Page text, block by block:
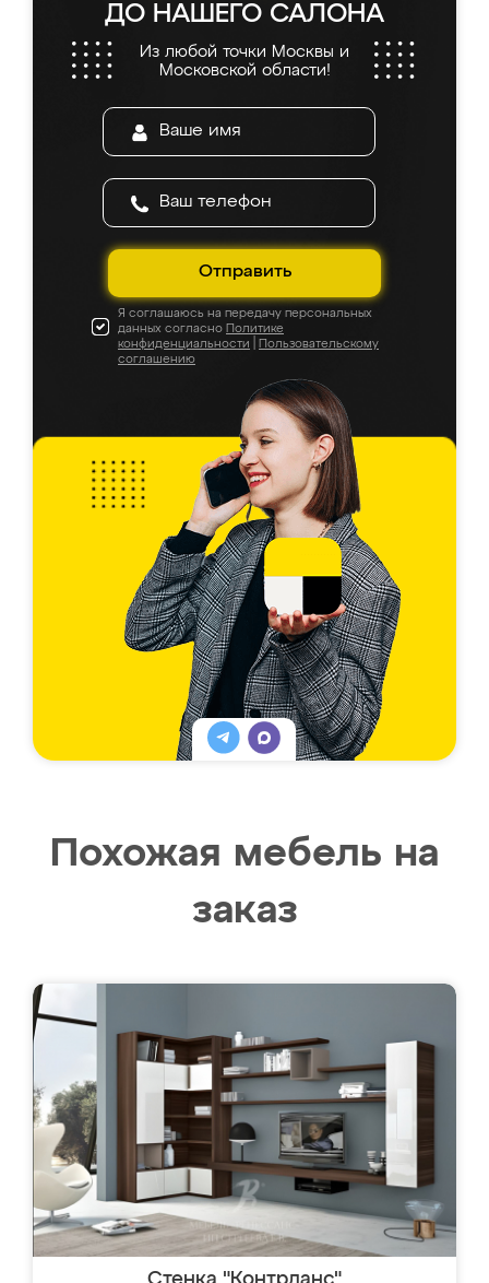
ДО НАШЕГО САЛОНА
Из любой точки Москвы и
Московской области!
Отправить
Я соглашаюсь на передачу персональных
данных согласно Политике
конфиденциальности
Пользовательскому
соглашению
Похожая мебель на
заказ